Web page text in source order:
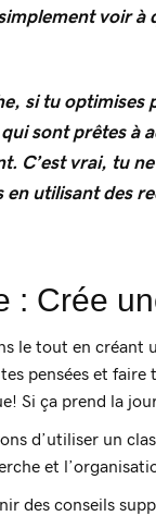
voirà
si tu optimises
sont prêtes à
C’est vrai, tu
en utilisant des
: Crée
le tout en créant
pensées et
Si ça prend la
d’utiliser un
et
des conseils